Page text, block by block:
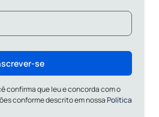
se
confirma que leu e concorda com o
conforme descrito em nossaPolítica